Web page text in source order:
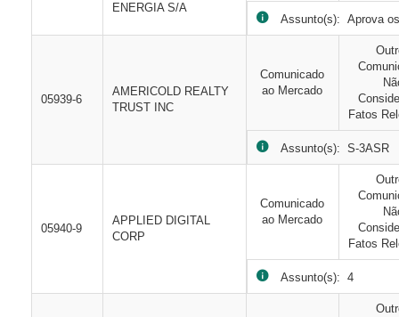
ENERGIA S/A
Assunto(s): Aprova
05939-6
AMERICOLD REALTY
TRUST INC
Comunicado
ao Mercado
Fatos
Assunto(s): S-3ASR
05940-9
APPLIED DIGITAL
CORP
Comunicado
ao Mercado
Fatos
Assunto(s): 4